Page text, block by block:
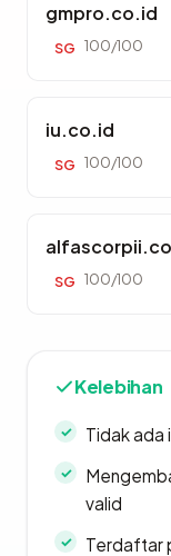
gmpro.co.id
SG 100/100
iu.co.id
SG 100/100
SG 100/100
Kelebihan
Tidak ada
valid
Terdaftar